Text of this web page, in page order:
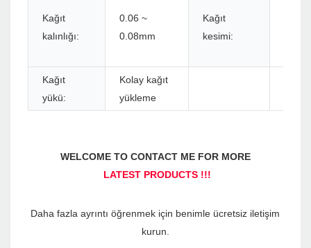
Kağıt
kalınlığı:
0.06 ~
0.08mm
Kağıt
kesimi:
Kağıt
yükü:
Kolay kağıt
yükleme
Daha fazla ayrıntı öğrenmek için benimle ücretsiz iletişim